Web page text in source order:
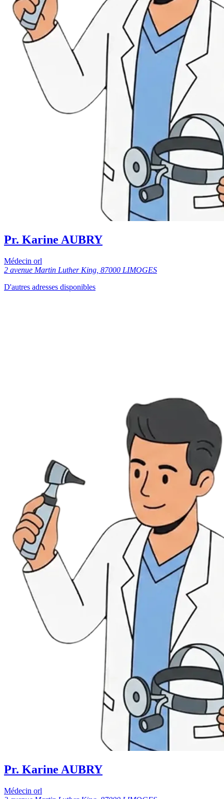
Pr. Karine AUBRY
Médecin orl
2 avenue Martin Luther King, 87000 LIMOGES
D'autres adresses disponibles
Pr. Karine AUBRY
Médecin orl